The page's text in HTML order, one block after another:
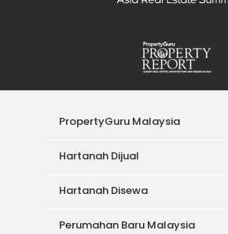
PropertyGuru Malaysia
Hartanah Dijual
Hartanah Disewa
Perumahan Baru Malaysia